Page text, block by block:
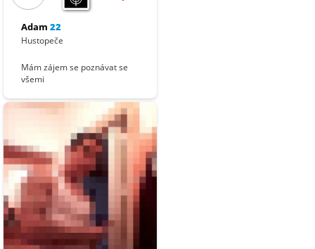
Adam 22
Hustopeče
Mám zájem se poznávat se
všemi